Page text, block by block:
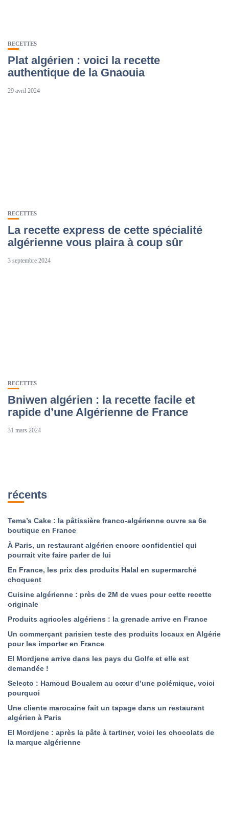
RECETTES
Plat algérien : voici la recette
authentique de la Gnaouia
29 avril 2024
RECETTES
La recette express de cette spécialité
algérienne vous plaira à coup sûr
3 septembre 2024
RECETTES
Bniwen algérien : la recette facile et
rapide d’une Algérienne de France
31 mars 2024
récents
Tema’s Cake : la pâtissière franco-algérienne ouvre sa 6e
boutique en France
À Paris, un restaurant algérien encore confidentiel qui
pourrait vite faire parler de lui
En France, les prix des produits Halal en supermarché
choquent
Cuisine algérienne : près de 2M de vues pour cette recette
originale
Produits agricoles algériens : la grenade arrive en France
Un commerçant parisien teste des produits locaux en Algérie
pour les importer en France
El Mordjene arrive dans les pays du Golfe et elle est
demandée !
Selecto : Hamoud Boualem au cœur d’une polémique, voici
pourquoi
Une cliente marocaine fait un tapage dans un restaurant
algérien à Paris
El Mordjene : après la pâte à tartiner, voici les chocolats de
la marque algérienne